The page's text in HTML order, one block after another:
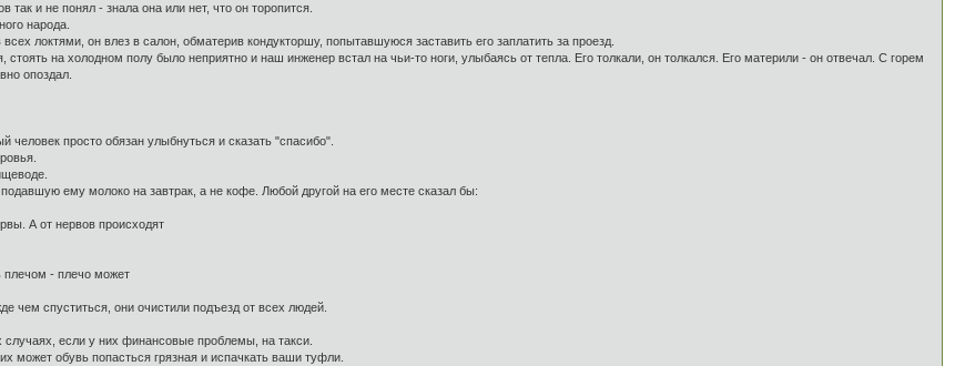
так и не понял - знала она или нет, что он торопится.
народа.
локтями, он влез в салон, обматерив кондукторшу, попытавшуюся заставить его заплатить за проезд.
стоять на холодном полу было неприятно и наш инженер встал на чьи-то ноги, улыбаясь от тепла. Его толкали, он толкался. Его материли - он отвечал. С горем
опоздал.
человек просто обязан улыбнуться и сказать "спасибо".
ему молоко на завтрак, а не кофе. Любой другой на его месте сказал бы:
А от нервов происходят
плечом - плечо может
чем спуститься, они очистили подъезд от всех людей.
если у них финансовые проблемы, на такси.
может обувь попасться грязная и испачкать ваши туфли.